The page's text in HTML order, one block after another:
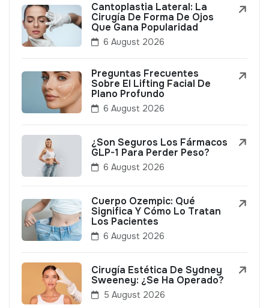
Cantoplastia Lateral: La
Cirugía De Forma De Ojos
Que Gana Popularidad
6 August 2026
Preguntas Frecuentes
Sobre El Lifting Facial De
Plano Profundo
6 August 2026
¿Son Seguros Los Fármacos
GLP-1 Para Perder Peso?
6 August 2026
Cuerpo Ozempic: Qué
Significa Y Cómo Lo Tratan
Los Pacientes
6 August 2026
Cirugía Estética De Sydney
Sweeney: ¿Se Ha Operado?
5 August 2026